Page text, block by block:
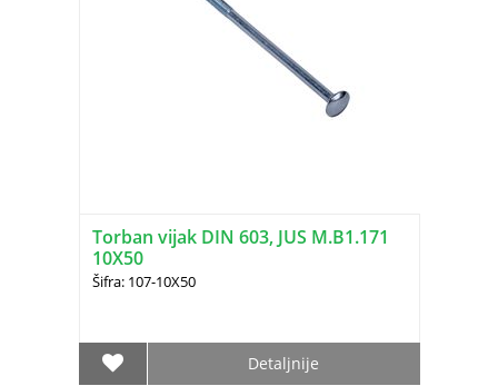
Torban vijak DIN 603, JUS M.B1.171
10X50
Šifra: 107-10X50
Detaljnije